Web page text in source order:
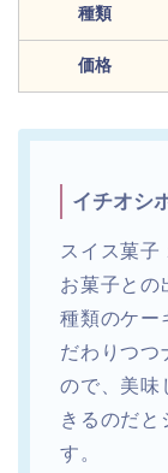
種類
価格
イチオシ
スイス菓子
お菓子との
種類のケー
だわりつつ
ので、美味
きるのだと
す。